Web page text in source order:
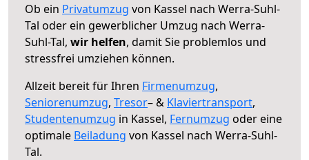
Ob ein Privatumzug von Kassel nach Werra-Suhl-
Tal oder ein gewerblicher Umzug nach Werra-
Suhl-Tal, wir helfen, damit Sie problemlos und
stressfrei umziehen können.
Allzeit bereit für Ihren Firmenumzug,
Seniorenumzug, Tresor– & Klaviertransport,
Studentenumzug in Kassel, Fernumzug oder eine
optimale Beiladung von Kassel nach Werra-Suhl-
Tal.